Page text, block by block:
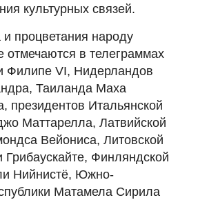
культурных связей.
процветания народу
отмечаются в телеграммах
Филипе VI, Нидерландов
Таиланда Маха
президентов Итальянской
Маттарелла, Латвийской
Вейониса, Литовской
Грибаускайте, Финляндской
Нийнистё, Южно-
Матамела Сирила